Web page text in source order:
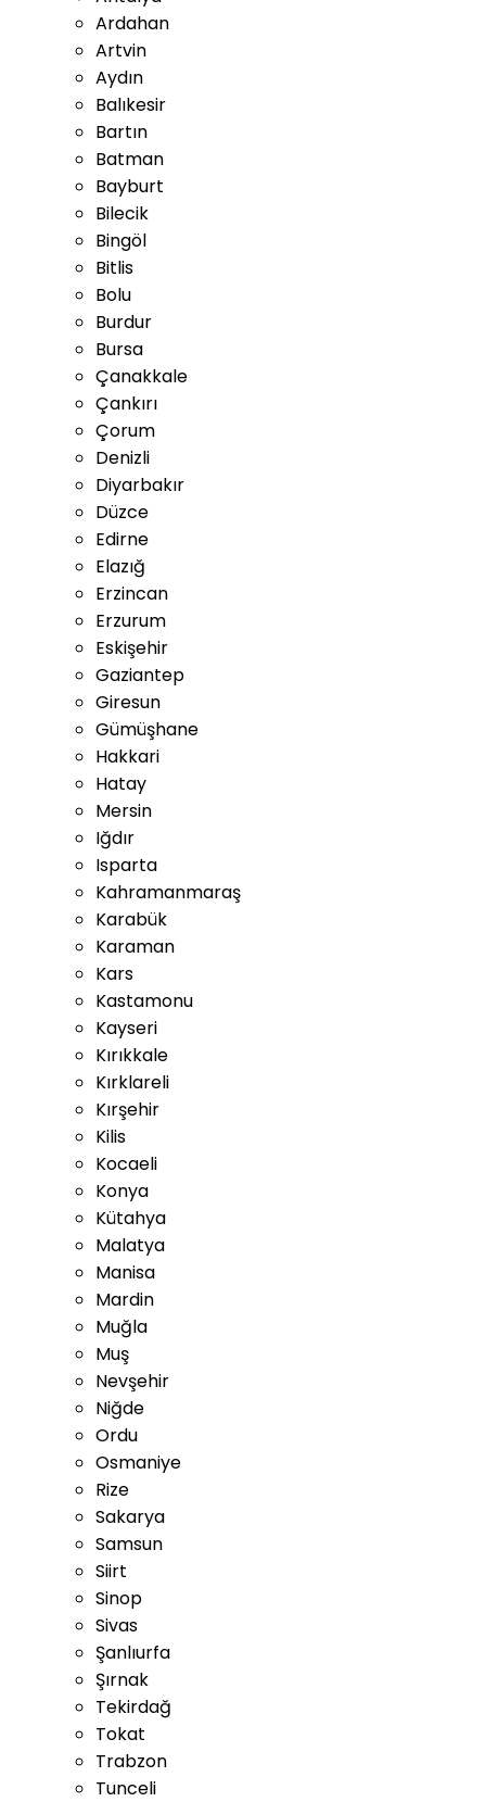
Ardahan
Artvin
Aydın
Balıkesir
Bartın
Batman
Bayburt
Bilecik
Bingöl
Bitlis
Bolu
Burdur
Bursa
Çanakkale
Çankırı
Çorum
Denizli
Diyarbakır
Düzce
Edirne
Elazığ
Erzincan
Erzurum
Eskişehir
Gaziantep
Giresun
Gümüşhane
Hakkari
Hatay
Mersin
Iğdır
Isparta
Kahramanmaraş
Karabük
Karaman
Kars
Kastamonu
Kayseri
Kırıkkale
Kırklareli
Kırşehir
Kilis
Kocaeli
Konya
Kütahya
Malatya
Manisa
Mardin
Muğla
Muş
Nevşehir
Niğde
Ordu
Osmaniye
Rize
Sakarya
Samsun
Siirt
Sinop
Sivas
Şanlıurfa
Şırnak
Tekirdağ
Tokat
Trabzon
Tunceli